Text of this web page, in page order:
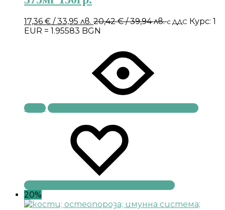
17,36 € / 33,95 лв. 20,42€/ 39,94 лв.с ДДС Курс: 1
EUR = 1.95583 BGN
Купи
20%